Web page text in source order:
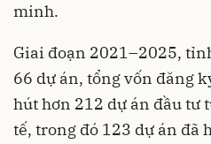
minh.
Giai đoạn 2021–2025,
66 dự án, tổng vốn đăng
hút hơn 212 dự án đầu tư
tế, trong đó 123 dự án đã